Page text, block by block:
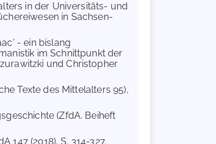
in der Universitäts- und
in Sachsen-
- ein bislang
im Schnittpunkt der
und Christopher
Texte des Mittelalters 95),
(ZfdA. Beiheft
147 (2018), S. 314-327.